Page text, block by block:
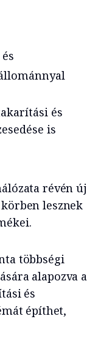
és
is
révén új
lesznek
többségi
alapozva a
és
építhet,